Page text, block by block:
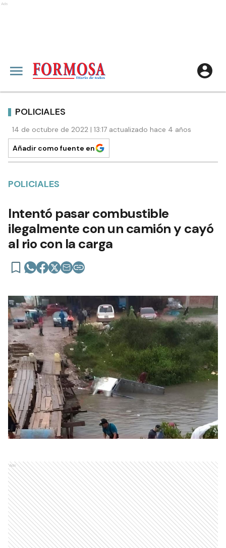
Ads
POLICIALES
14 de octubre de 2022 | 13:17 actualizado hace 4 años
Añadir como fuente en
POLICIALES
Intentó pasar combustible
ilegalmente con un camión y cayó
al rio con la carga
Ads